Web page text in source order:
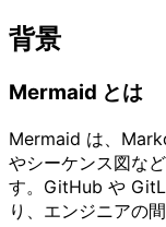
背景
Mermaid とは
Mermaid は、
やシーケンス図な
す。GitHub や
り、エンジニアの